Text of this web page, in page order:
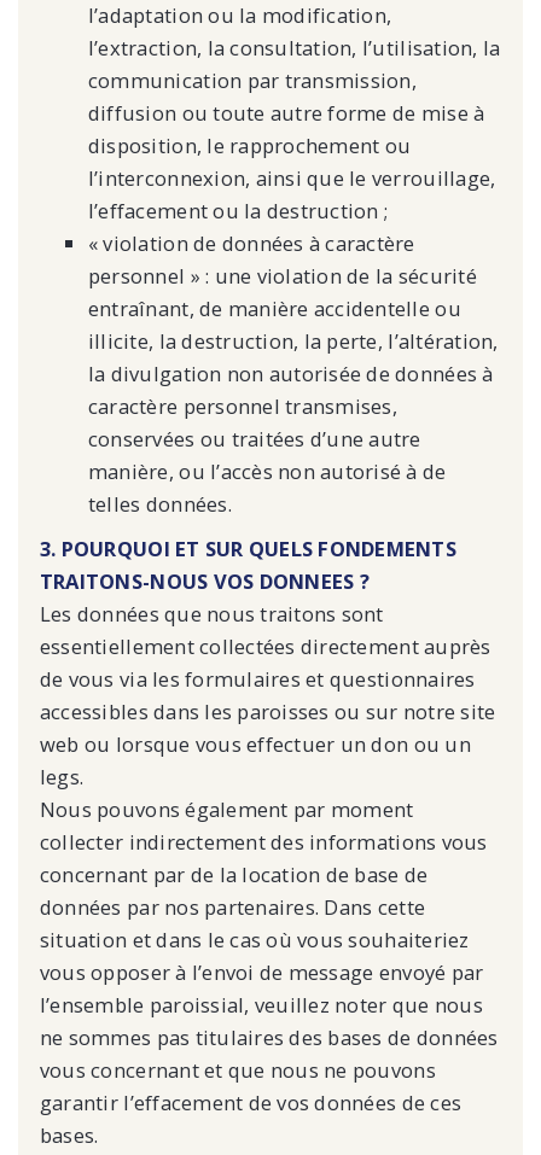
l’adaptation ou la modification,
l’extraction, la consultation, l’utilisation, la
communication par transmission,
diffusion ou toute autre forme de mise à
disposition, le rapprochement ou
l’interconnexion, ainsi que le verrouillage,
l’effacement ou la destruction ;
« violation de données à caractère
personnel » : une violation de la sécurité
entraînant, de manière accidentelle ou
illicite, la destruction, la perte, l’altération,
la divulgation non autorisée de données à
caractère personnel transmises,
conservées ou traitées d’une autre
manière, ou l’accès non autorisé à de
telles données.
3. POURQUOI ET SUR QUELS FONDEMENTS
TRAITONS-NOUS VOS DONNEES ?
Les données que nous traitons sont
essentiellement collectées directement auprès
de vous via les formulaires et questionnaires
accessibles dans les paroisses ou sur notre site
web ou lorsque vous effectuer un don ou un
legs.
Nous pouvons également par moment
collecter indirectement des informations vous
concernant par de la location de base de
données par nos partenaires. Dans cette
situation et dans le cas où vous souhaiteriez
vous opposer à l’envoi de message envoyé par
l’ensemble paroissial, veuillez noter que nous
ne sommes pas titulaires des bases de données
vous concernant et que nous ne pouvons
garantir l’effacement de vos données de ces
bases.